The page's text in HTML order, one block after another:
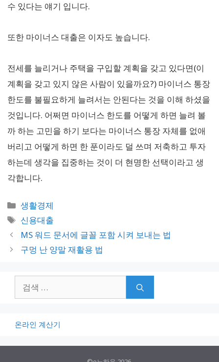
수 있다는 얘기 입니다.
또한 마이너스 대출은 이자도 높습니다.
전세를 늘리거나 주택을 구입할 계획을 갖고 있다면(이
계획을 갖고 있지 않은 사람이 있을까요?) 마이너스 통장
한도를 불필요하게 늘려서는 안된다는 것을 이해 하셨을
것입니다. 어쩌면 마이너스 한도를 어떻게 하면 늘려 볼
까 하는 고민을 하기 보다는 마이너스 통장 자체를 없애
버리고 어떻게 하면 한 푼이라도 덜 쓰며 저축하고 투자
하는데 생각을 집중하는 것이 더 현명한 선택이라고 생
각합니다.
카
테
리
생활경제
태
그
신용대출
MS 워드 문서에 글꼴 포함 시켜 보내는 법
구멍 난 양말 재활용 법
색:
온라인 계산기